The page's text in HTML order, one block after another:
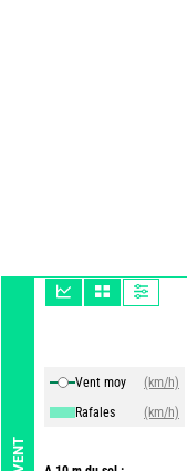
VENT
Vent moy
(km/h)
Rafales
(km/h)